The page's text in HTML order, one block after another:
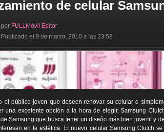
de celular
por FULLMóvil Editor
Publicado el 9 de marzo, 2010 a las 23:58
el público joven que deseen renovar su celular o
una excelente opción a la hora de elegir. Samsung
Samsung que busca tener un diseño más bien juvenil y
en la estética. El nuevo celular Samsung Clutch